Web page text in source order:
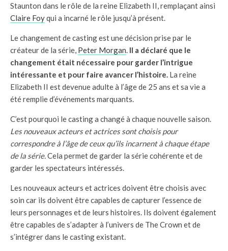
Staunton dans le rôle de la reine Elizabeth II, remplaçant ainsi
Claire Foyqui a incarné le rôle jusqu’à présent.
Le changement de casting est une décision prise par le
créateur de la série, Peter Morgan. Il a déclaré que le
changement était nécessaire pour garder l’intrigue
intéressante et pour faire avancer l’histoire. La reine
Elizabeth II est devenue adulte à l’âge de 25 ans et sa vie a
été remplie d’événements marquants.
C’est pourquoi le casting a changé à chaque nouvelle saison.
Les nouveaux acteurs et actrices sont choisis pour
correspondre à l’âge de ceux qu’ils incarnent à chaque étape
de la série.Cela permet de garder la série cohérente et de
garder les spectateurs intéressés.
Les nouveaux acteurs et actrices doivent être choisis avec
soin car ils doivent être capables de capturer l’essence de
leurs personnages et de leurs histoires. Ils doivent également
être capables de s’adapter à l’univers de The Crown et de
s’intégrer dans le casting existant.